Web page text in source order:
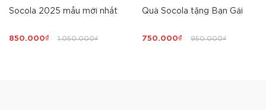
Socola 2025 mẫu mới nhất
850.000₫ 1.050.000₫
Quà Socola tặng Bạn Gái
750.000₫ 950.000₫